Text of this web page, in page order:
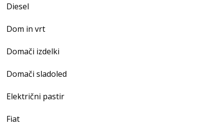
Diesel
Dom in vrt
Domači izdelki
Domači sladoled
Električni pastir
Fiat